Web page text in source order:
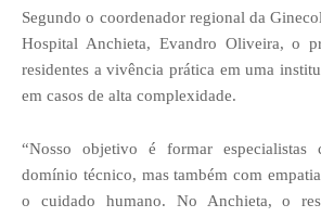
Segundo o coordenador regional da
Hospital Anchieta, Evandro Oliveira, o
residentes a vivência prática em uma
em casos de alta complexidade.
“Nosso objetivo é formar
domínio técnico, mas também com
o cuidado humano. No Anchieta, o